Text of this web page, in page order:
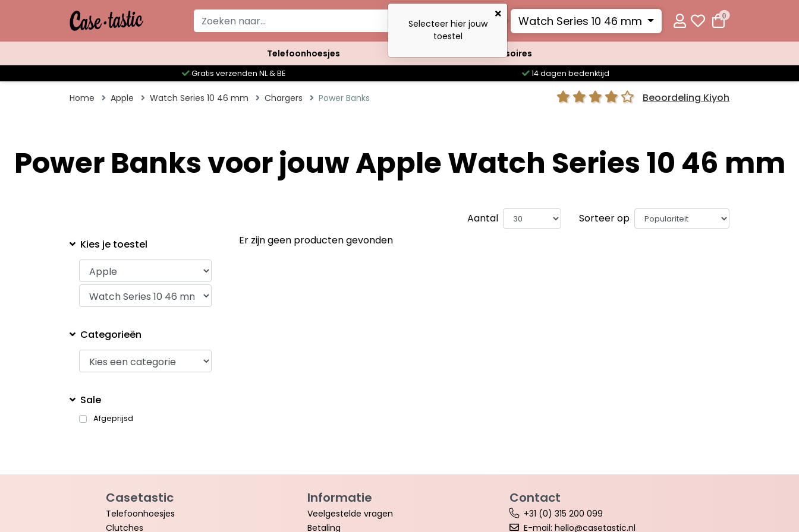
Watch Series 10 46 mm 0
Telefoonhoesjes Accessoires
Gratis verzenden NL & BE 14 dagen bedenktijd
Home Apple Watch Series 10 46 mm Chargers Power Banks Beoordeling Kiyoh
Power Banks voor jouw Apple Watch Series 10 46 mm
Aantal
Sorteer op
Kies je toestel
Categorieën
Sale
Afgeprijsd
Er zijn geen producten gevonden
Casetastic
Telefoonhoesjes
Clutches
Informatie
Veelgestelde vragen
Betaling
Contact
+31 (0) 315 200 099
E-mail: hello@casetastic.nl
Selecteer hier jouw
toestel